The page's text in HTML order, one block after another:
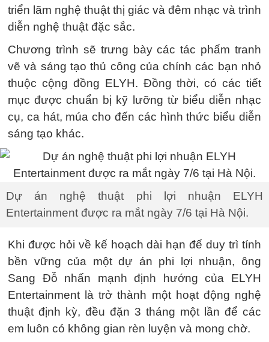
triển lãm nghệ thuật thị giác và đêm nhạc và trình
diễn nghệ thuật đặc sắc.
Chương trình sẽ trưng bày các tác phẩm tranh
vẽ và sáng tạo thủ công của chính các bạn nhỏ
thuộc cộng đồng ELYH. Đồng thời, có các tiết
mục được chuẩn bị kỹ lưỡng từ biểu diễn nhạc
cụ, ca hát, múa cho đến các hình thức biểu diễn
sáng tạo khác.
Dự án nghệ thuật phi lợi nhuận ELYH
Entertainment được ra mắt ngày 7/6 tại Hà Nội.
Khi được hỏi về kế hoạch dài hạn để duy trì tính
bền vững của một dự án phi lợi nhuận, ông
Sang Đỗ nhấn mạnh định hướng của ELYH
Entertainment là trở thành một hoạt động nghệ
thuật định kỳ, đều đặn 3 tháng một lần để các
em luôn có không gian rèn luyện và mong chờ.